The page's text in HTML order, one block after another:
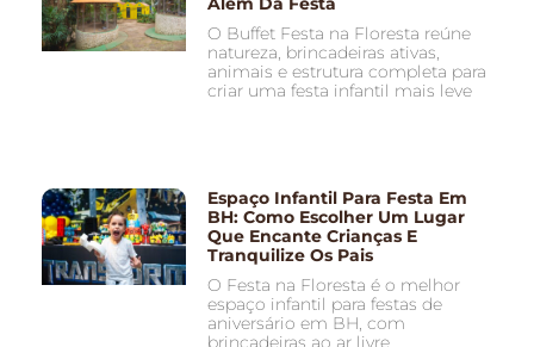
O Buffet Festa na Floresta reúne
natureza, brincadeiras ativas,
animais e estrutura completa para
criar uma festa infantil mais leve
Espaço Infantil Para Festa Em
BH: Como Escolher Um Lugar
Que Encante Crianças E
Tranquilize Os Pais
O Festa na Floresta é o melhor
espaço infantil para festas de
aniversário em BH, com
brincadeiras ao ar livre